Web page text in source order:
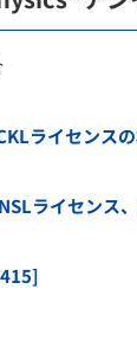
ライセンス
ライセンス